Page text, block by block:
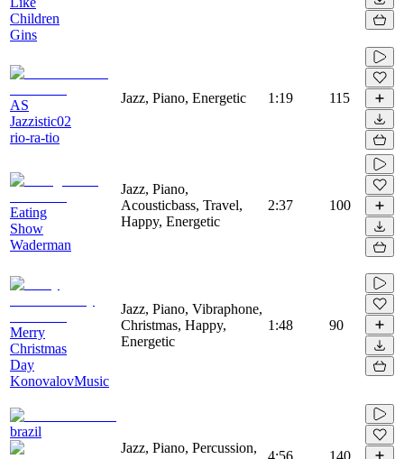
Children
Gins
AS
Jazzistic02
rio-ra-tio
Jazz, Piano, Energetic 1:19 115
Eating
Show
Waderman
Jazz, Piano,
Acousticbass, Travel,
Happy, Energetic
2:37 100
Merry
Christmas
Day
KonovalovMusic
Jazz, Piano, Vibraphone,
Christmas, Happy,
Energetic
1:48 90
brazil
Jazz, Piano, Percussion,
4:56 140